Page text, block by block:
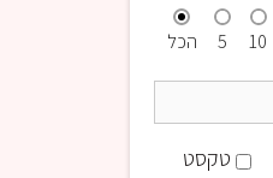
הכל 5 10
טקסט